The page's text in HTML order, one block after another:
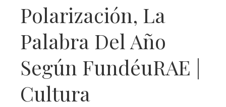
Polarización, La
Palabra Del Año
Según FundéuRAE |
Cultura